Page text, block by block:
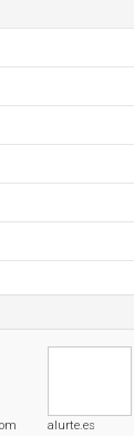
alurte.es